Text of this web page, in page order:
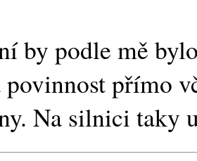
by podle mě
přímo
Na silnici taky